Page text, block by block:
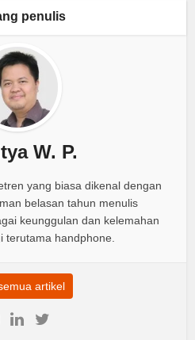
penulis
W. P.
yang biasa dikenal dengan
belasan tahun menulis
keunggulan dan kelemahan
terutama handphone.
artikel